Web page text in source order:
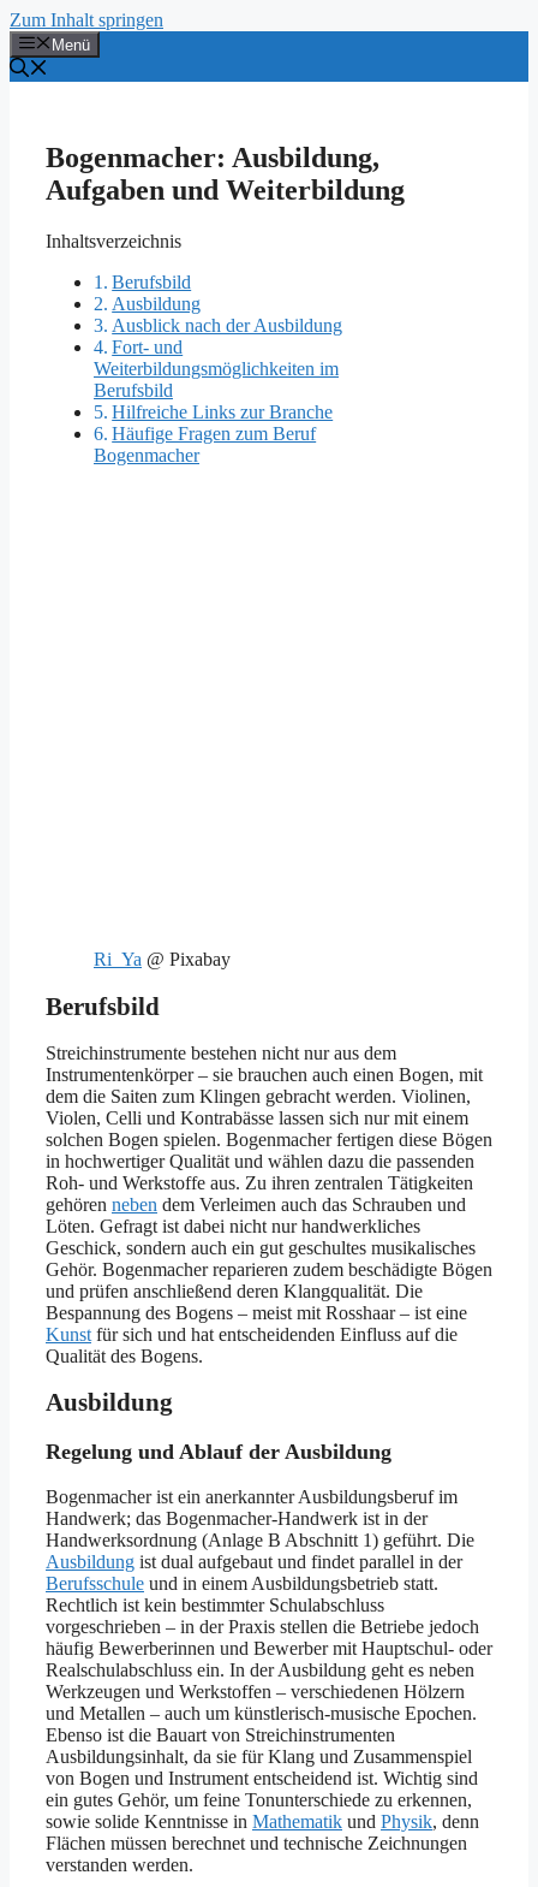
Zum Inhalt springen
Menü
Bogenmacher: Ausbildung,
Aufgaben und Weiterbildung
Inhaltsverzeichnis
Berufsbild
Ausbildung
Ausblick nach der Ausbildung
Fort- und
Weiterbildungsmöglichkeiten im
Berufsbild
Hilfreiche Links zur Branche
Häufige Fragen zum Beruf
Bogenmacher
Ri_Ya @ Pixabay
Berufsbild
Streichinstrumente bestehen nicht nur aus dem
Instrumentenkörper – sie brauchen auch einen Bogen, mit
dem die Saiten zum Klingen gebracht werden. Violinen,
Violen, Celli und Kontrabässe lassen sich nur mit einem
solchen Bogen spielen. Bogenmacher fertigen diese Bögen
in hochwertiger Qualität und wählen dazu die passenden
Roh- und Werkstoffe aus. Zu ihren zentralen Tätigkeiten
gehören neben dem Verleimen auch das Schrauben und
Löten. Gefragt ist dabei nicht nur handwerkliches
Geschick, sondern auch ein gut geschultes musikalisches
Gehör. Bogenmacher reparieren zudem beschädigte Bögen
und prüfen anschließend deren Klangqualität. Die
Bespannung des Bogens – meist mit Rosshaar – ist eine
Kunst für sich und hat entscheidenden Einfluss auf die
Qualität des Bogens.
Ausbildung
Regelung und Ablauf der Ausbildung
Bogenmacher ist ein anerkannter Ausbildungsberuf im
Handwerk; das Bogenmacher-Handwerk ist in der
Handwerksordnung (Anlage B Abschnitt 1) geführt. Die
Ausbildung ist dual aufgebaut und findet parallel in der
Berufsschule und in einem Ausbildungsbetrieb statt.
Rechtlich ist kein bestimmter Schulabschluss
vorgeschrieben – in der Praxis stellen die Betriebe jedoch
häufig Bewerberinnen und Bewerber mit Hauptschul- oder
Realschulabschluss ein. In der Ausbildung geht es neben
Werkzeugen und Werkstoffen – verschiedenen Hölzern
und Metallen – auch um künstlerisch-musische Epochen.
Ebenso ist die Bauart von Streichinstrumenten
Ausbildungsinhalt, da sie für Klang und Zusammenspiel
von Bogen und Instrument entscheidend ist. Wichtig sind
ein gutes Gehör, um feine Tonunterschiede zu erkennen,
sowie solide Kenntnisse in Mathematik und Physik, denn
Flächen müssen berechnet und technische Zeichnungen
verstanden werden.